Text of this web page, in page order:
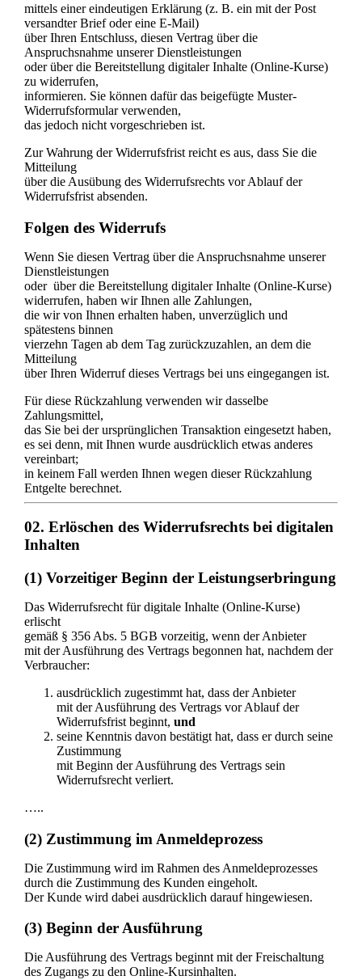
mittels einer eindeutigen Erklärung (z. B. ein mit der Post
versandter Brief oder eine E-Mail)
über Ihren Entschluss, diesen Vertrag über die
Anspruchsnahme unserer Dienstleistungen
oder über die Bereitstellung digitaler Inhalte (Online-Kurse)
zu widerrufen,
informieren. Sie können dafür das beigefügte Muster-
Widerrufsformular verwenden,
das jedoch nicht vorgeschrieben ist.
Zur Wahrung der Widerrufsfrist reicht es aus, dass Sie die
Mitteilung
über die Ausübung des Widerrufsrechts vor Ablauf der
Widerrufsfrist absenden.
Folgen des Widerrufs
Wenn Sie diesen Vertrag über die Anspruchsnahme unserer
Dienstleistungen
oder über die Bereitstellung digitaler Inhalte (Online-Kurse)
widerrufen, haben wir Ihnen alle Zahlungen,
die wir von Ihnen erhalten haben, unverzüglich und
spätestens binnen
vierzehn Tagen ab dem Tag zurückzuzahlen, an dem die
Mitteilung
über Ihren Widerruf dieses Vertrags bei uns eingegangen ist.
Für diese Rückzahlung verwenden wir dasselbe
Zahlungsmittel,
das Sie bei der ursprünglichen Transaktion eingesetzt haben,
es sei denn, mit Ihnen wurde ausdrücklich etwas anderes
vereinbart;
in keinem Fall werden Ihnen wegen dieser Rückzahlung
Entgelte berechnet.
02. Erlöschen des Widerrufsrechts bei digitalen
Inhalten
(1) Vorzeitiger Beginn der Leistungserbringung
Das Widerrufsrecht für digitale Inhalte (Online-Kurse)
erlischt
gemäß § 356 Abs. 5 BGB vorzeitig, wenn der Anbieter
mit der Ausführung des Vertrags begonnen hat, nachdem der
Verbraucher:
ausdrücklich zugestimmt hat, dass der Anbieter
mit der Ausführung des Vertrags vor Ablauf der
Widerrufsfrist beginnt, und
seine Kenntnis davon bestätigt hat, dass er durch seine
Zustimmung
mit Beginn der Ausführung des Vertrags sein
Widerrufsrecht verliert.
…..
(2) Zustimmung im Anmeldeprozess
Die Zustimmung wird im Rahmen des Anmeldeprozesses
durch die Zustimmung des Kunden eingeholt.
Der Kunde wird dabei ausdrücklich darauf hingewiesen.
(3) Beginn der Ausführung
Die Ausführung des Vertrags beginnt mit der Freischaltung
des Zugangs zu den Online-Kursinhalten.